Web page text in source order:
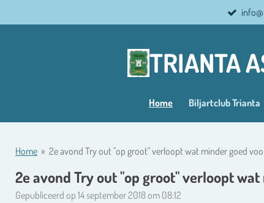
direct
TRIANTA
Home Biljartclub Trianta
Home » 2e avond Try out "op groot" verloopt wat minder goed
2e avond Try out "op groot" verloopt
Gepubliceerd op 14 september 2018 om 08:12